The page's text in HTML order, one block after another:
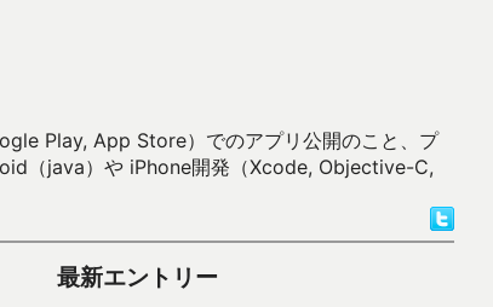
Play, App Store）でのアプリ公開のこと、プ
（java）や iPhone開発（Xcode, Objective-C,
最新エントリー